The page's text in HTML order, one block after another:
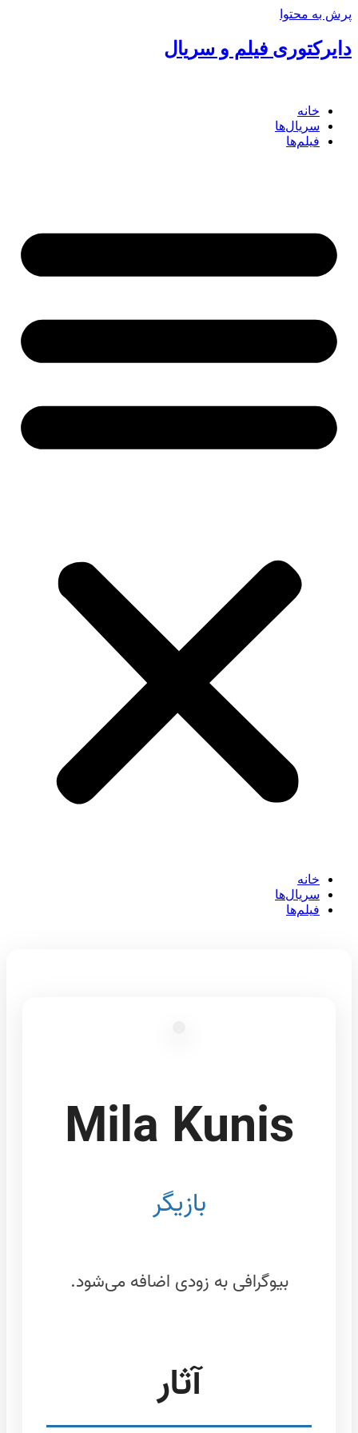
پرش به محتوا
دایرکتوری فیلم و سریال
خانه
سریال‌ها
فیلم‌ها
خانه
سریال‌ها
فیلم‌ها
Mila Kunis
بازیگر
بیوگرافی به زودی اضافه می‌شود.
آثار